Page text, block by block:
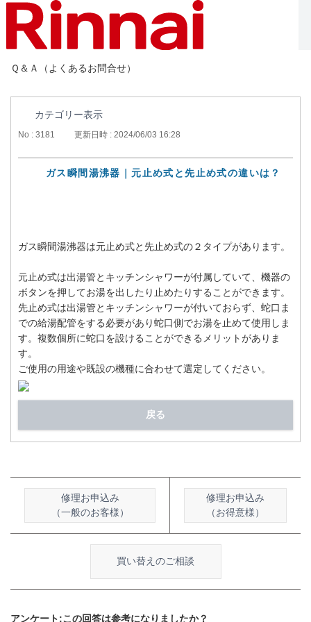
Ｑ＆Ａ（よくあるお問合せ）
カテゴリー表示
No : 3181 更新日時 : 2024/06/03 16:28
ガス瞬間湯沸器｜元止め式と先止め式の違いは？
ガス瞬間湯沸器は元止め式と先止め式の２タイプがあります。
元止め式は出湯管とキッチンシャワーが付属していて、機器の
ボタンを押してお湯を出したり止めたりすることができます。
先止め式は出湯管とキッチンシャワーが付いておらず、蛇口ま
での給湯配管をする必要があり蛇口側でお湯を止めて使用しま
す。複数個所に蛇口を設けることができるメリットがありま
す。
ご使用の用途や既設の機種に合わせて選定してください。
戻る
修理お申込み
（一般のお客様）
修理お申込み
（お得意様）
買い替えのご相談
アンケート:この回答は参考になりましたか？